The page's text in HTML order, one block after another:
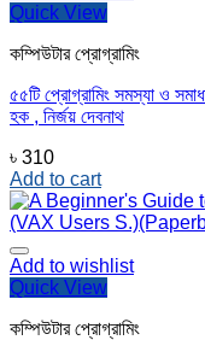
Quick View
কম্পিউটার প্রোগ্রামিং
৫৫টি প্রোগ্রামিং সমস্যা ও
হক , নির্জয় দেবনাথ
৳ 310
Add to cart
Add to wishlist
Quick View
কম্পিউটার প্রোগ্রামিং